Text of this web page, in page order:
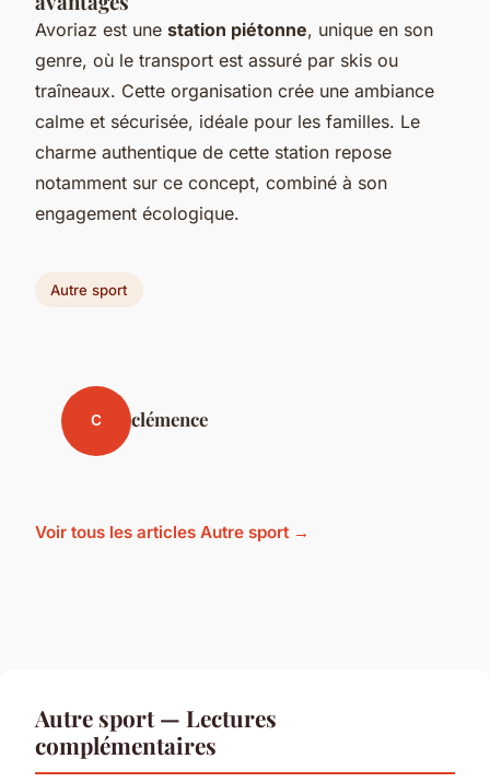
Avoriaz est une station piétonne, unique en son
genre, où le transport est assuré par skis ou
traîneaux. Cette organisation crée une ambiance
calme et sécurisée, idéale pour les familles. Le
charme authentique de cette station repose
notamment sur ce concept, combiné à son
engagement écologique.
Autre sport
C clémence
Voir tous les articles Autre sport →
Autre sport — Lectures
complémentaires